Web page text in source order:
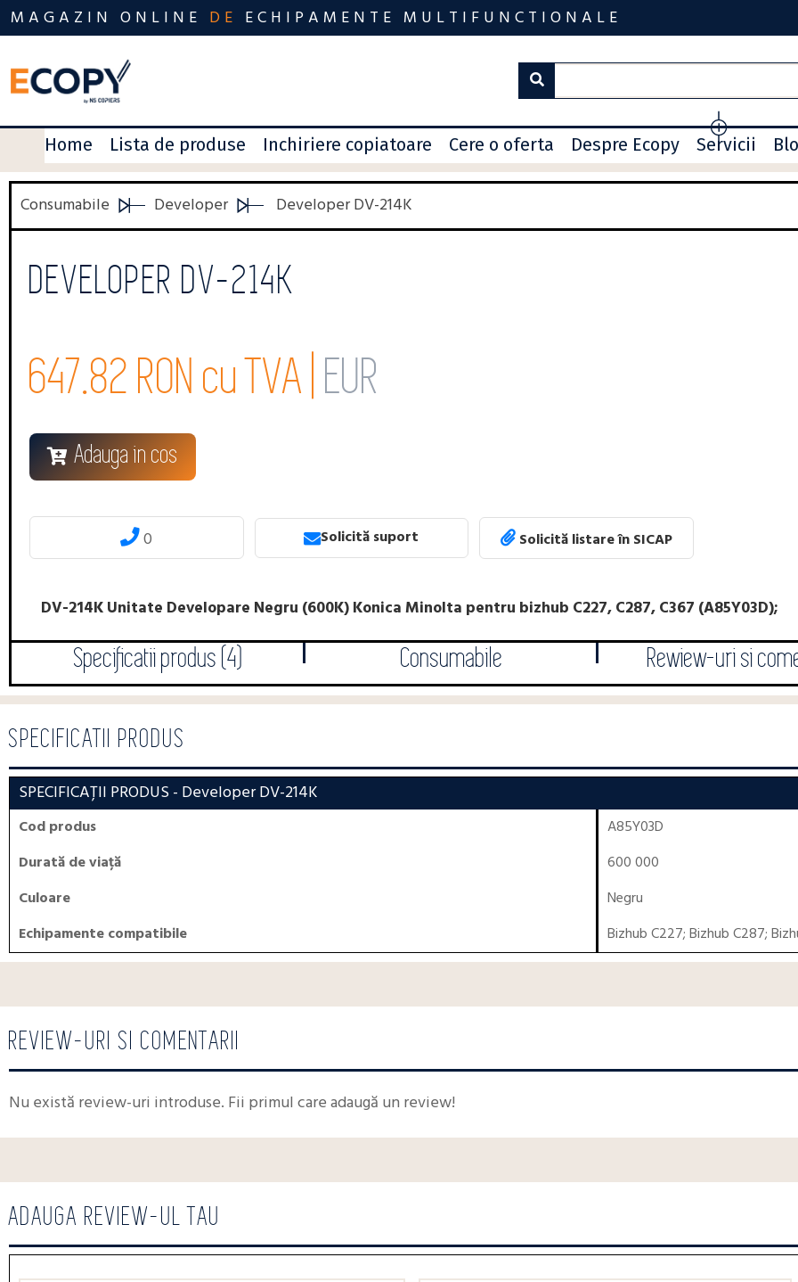
MAGAZIN ONLINE DE ECHIPAMENTE MULTIFUNCTIONALE
Home Lista de produse Inchiriere copiatoare Cere o oferta Despre Ecopy Servicii
Consumabile Developer Developer DV-214K
DEVELOPER DV-214K
647.82 RON cu TVA | EUR
Adauga in cos
0 Solicită suport Solicită listare în SICAP
DV-214K Unitate Developare Negru (600K) Konica Minolta pentru bizhub C227, C287, C367 (A85Y03D);
Specificatii produs (4) Consumabile Rewiew-uri si
SPECIFICATII PRODUS
SPECIFICAȚII PRODUS - Developer DV-214K
Cod produs
A85Y03D
Durată de viață
600 000
Culoare
Negru
Echipamente compatibile
Bizhub C227;Bizhub C287;
REVIEW-URI SI COMENTARII
Nu există review-uri introduse. Fii primul care adaugă un review!
ADAUGA REVIEW-UL TAU